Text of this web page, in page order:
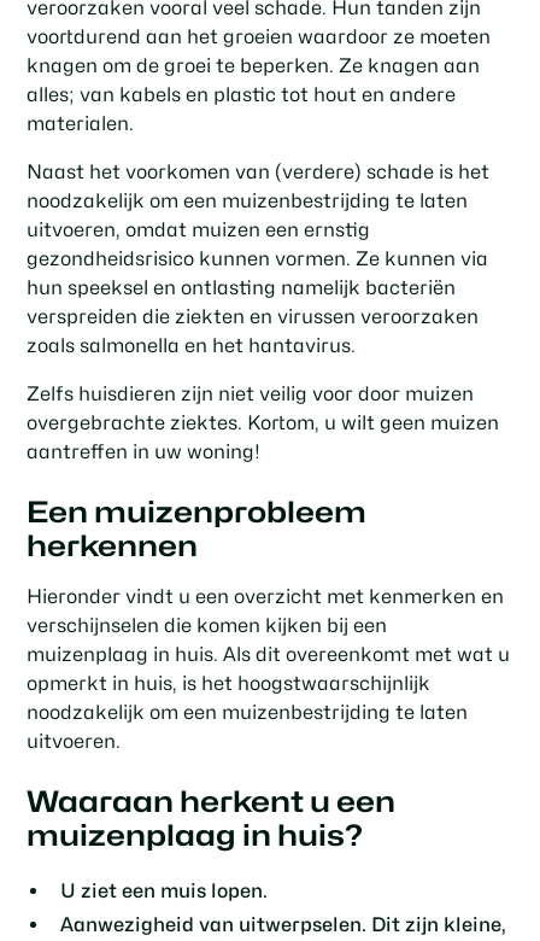
veroorzaken vooral veel schade. Hun tanden zijn
voortdurend aan het groeien waardoor ze moeten
knagen om de groei te beperken. Ze knagen aan
alles; van kabels en plastic tot hout en andere
materialen.
Naast het voorkomen van (verdere) schade is het
noodzakelijk om een muizenbestrijding te laten
uitvoeren, omdat muizen een ernstig
gezondheidsrisico kunnen vormen. Ze kunnen via
hun speeksel en ontlasting namelijk bacteriën
verspreiden die ziekten en virussen veroorzaken
zoals salmonella en het hantavirus.
Zelfs huisdieren zijn niet veilig voor door muizen
overgebrachte ziektes. Kortom, u wilt geen muizen
aantreffen in uw woning!
Een muizenprobleem
herkennen
Hieronder vindt u een overzicht met kenmerken en
verschijnselen die komen kijken bij een
muizenplaag in huis. Als dit overeenkomt met wat u
opmerkt in huis, is het hoogstwaarschijnlijk
noodzakelijk om een muizenbestrijding te laten
uitvoeren.
Waaraan herkent u een
muizenplaag in huis?
U ziet een muis lopen.
Aanwezigheid van uitwerpselen. Dit zijn kleine,